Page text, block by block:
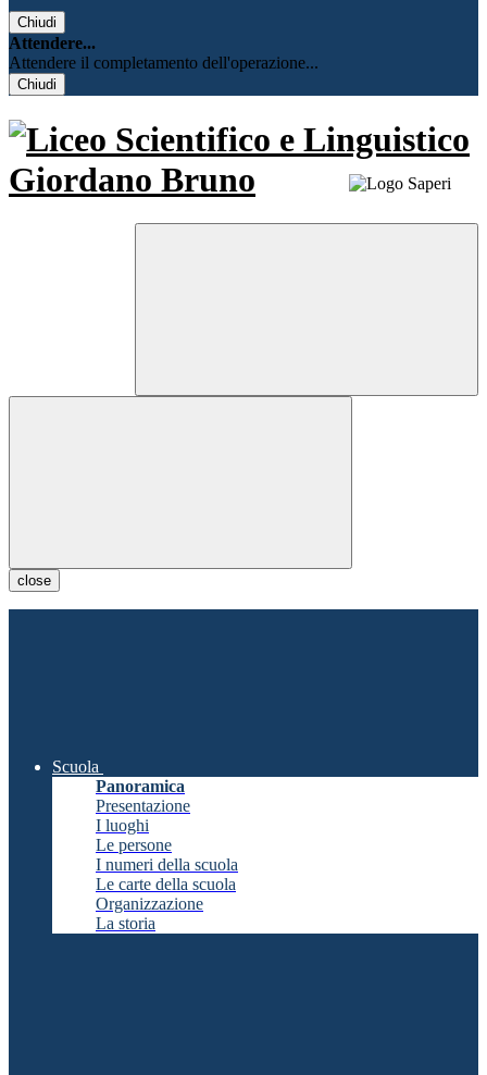
Chiudi
Attendere...
Attendere il completamento dell'operazione...
Chiudi
close
Scuola
Panoramica
Presentazione
I luoghi
Le persone
I numeri della scuola
Le carte della scuola
Organizzazione
La storia